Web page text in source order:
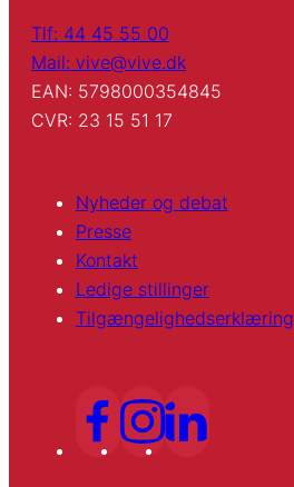
Tlf: 44 45 55 00
Mail: vive@vive.dk
EAN: 5798000354845
CVR: 23 15 51 17
Nyheder og debat
Presse
Kontakt
Ledige stillinger
Tilgængelighedserklæring